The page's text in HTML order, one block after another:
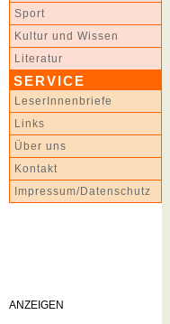
Sport
Kultur und Wissen
Literatur
SERVICE
LeserInnenbriefe
Links
Über uns
Kontakt
Impressum/Datenschutz
ANZEIGEN